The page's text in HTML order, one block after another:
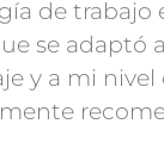
de trabajo
se adaptó
y a mi nivel